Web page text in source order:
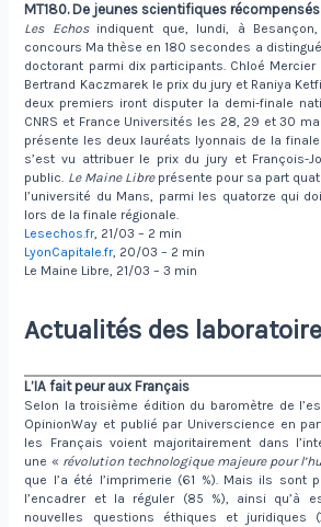
MT180. De jeunes scientifiques
Les Echos indiquent que, lundi, à
concours Ma thèse en 180 secondes a
doctorant parmi dix participants. Chloé
Bertrand Kaczmarek le prix du jury et Raniya
deux premiers iront disputer la demi-finale
CNRS et France Universités les 28, 29 et 30
présente les deux lauréats lyonnais de la finale
s’est vu attribuer le prix du jury et François-
public. Le Maine Libreprésente pour sa part
l’université du Mans, parmi les quatorze qui
lors de la finale régionale.
Lesechos.fr, 21/03 – 2 min
LyonCapitale.fr, 20/03 – 2 min
Le Maine Libre, 21/03 – 3 min
Actualités des
L’IA fait peur aux Français
Selon la troisième édition du baromètre de
OpinionWay et publié par Universcience en
les Français voient majoritairement dans
une « révolution technologique majeure pour
que l’a été l’imprimerie (61 %). Mais ils sont
l’encadrer et la réguler (85 %), ainsi qu’à
nouvelles questions éthiques et juridiques